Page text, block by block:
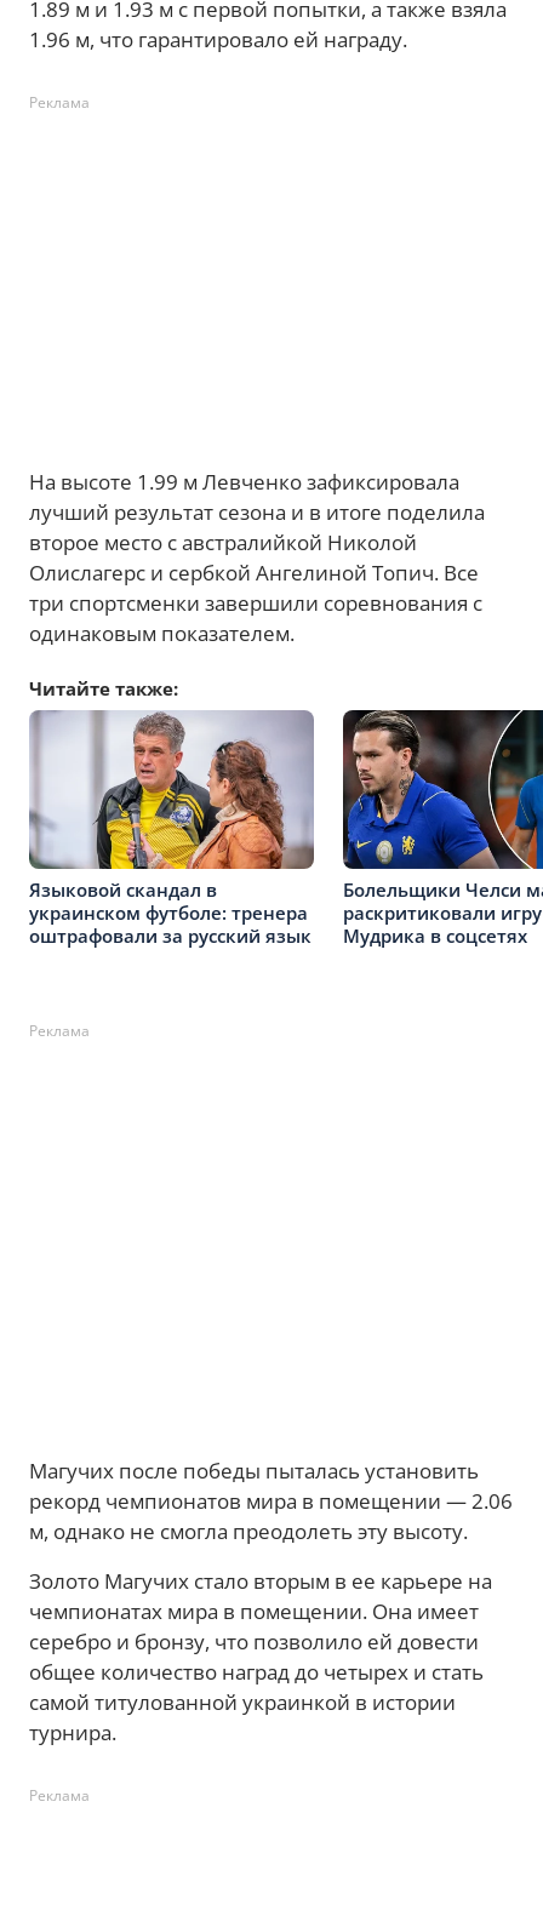
1.89 м и 1.93 м с первой попытки, а также взяла
1.96 м, что гарантировало ей награду.
Реклама
На высоте 1.99 м Левченко зафиксировала
лучший результат сезона и в итоге поделила
второе место с австралийкой Николой
Олислагерс и сербкой Ангелиной Топич. Все
три спортсменки завершили соревнования с
одинаковым показателем.
Читайте также:
Языковой скандал в
украинском футболе: тренера
оштрафовали за русский язык
Болельщики Челси
раскритиковали игру
Мудрика в соцсетях
Реклама
Магучих после победы пыталась установить
рекорд чемпионатов мира в помещении — 2.06
м, однако не смогла преодолеть эту высоту.
Золото Магучих стало вторым в ее карьере на
чемпионатах мира в помещении. Она имеет
серебро и бронзу, что позволило ей довести
общее количество наград до четырех и стать
самой титулованной украинкой в истории
турнира.
Реклама